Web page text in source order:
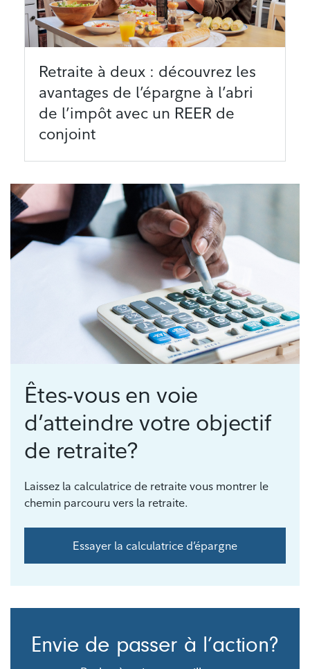
Retraite à deux : découvrez les
avantages de l’épargne à l’abri
de l’impôt avec un REER de
conjoint
Êtes-vous en voie
d’atteindre votre objectif
de retraite?
Laissez la calculatrice de retraite vous montrer le
chemin parcouru vers la retraite.
Essayer la calculatrice d’épargne
Envie de passer à l’action?